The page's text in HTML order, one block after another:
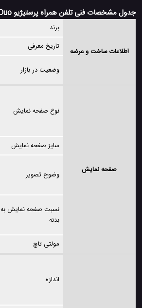
جدول مشخصات فنی تلفن همراه پرستیژیو MultiPhone 4055 Duo
اطلاعات ساخت و عرضه
برند
تاریخ معرفی
وضعیت در بازار
صفحه نمایش
نوع صفحه نمایش
سایز صفحه نمایش
وضوح تصویر
نسبت صفحه نمایش به
بدنه
مولتی تاچ
اندازه